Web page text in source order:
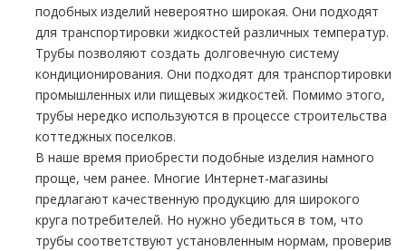
подобных изделий невероятно широкая. Они подходят
для транспортировки жидкостей различных температур.
Трубы позволяют создать долговечную систему
кондиционирования. Они подходят для транспортировки
промышленных или пищевых жидкостей. Помимо этого,
трубы нередко используются в процессе строительства
коттеджных поселков.
В наше время приобрести подобные изделия намного
проще, чем ранее. Многие Интернет-магазины
предлагают качественную продукцию для широкого
круга потребителей. Но нужно убедиться в том, что
трубы соответствуют установленным нормам, проверив